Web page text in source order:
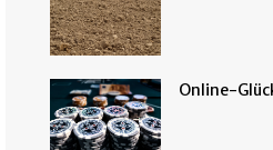
Online-